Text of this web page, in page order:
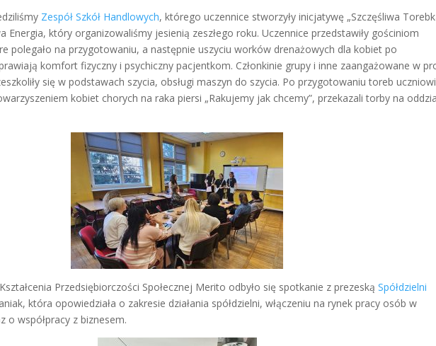
Zespół Szkół Handlowych, którego uczennice stworzyły inicjatywę „Szczęśliwa
Energia, który organizowaliśmy jesienią zeszłego roku. Uczennice przedstawiły gościniom
polegało na przygotowaniu, a następnie uszyciu worków drenażowych dla kobiet po
komfort fizyczny i psychiczny pacjentkom. Członkinie grupy i inne zaangażowane w
się w podstawach szycia, obsługi maszyn do szycia. Po przygotowaniu toreb
kobiet chorych na raka piersi „Rakujemy jak chcemy”, przekazali torby na
Przedsiębiorczości Społecznej Merito odbyło się spotkanie z prezeskąSpółdzielni
która opowiedziała o zakresie działania spółdzielni, włączeniu na rynek pracy osób w
o współpracy z biznesem.